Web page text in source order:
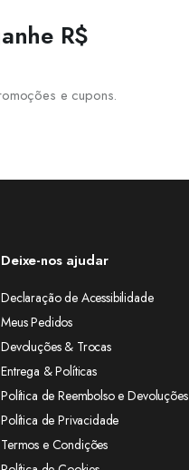
R$
e cupons.
Deixe-nos ajudar
Declaração de Acessibilidade
Meus Pedidos
Devoluções & Trocas
Entrega & Políticas
Política de Reembolso e Devoluções
Política de Privacidade
Termos e Condições